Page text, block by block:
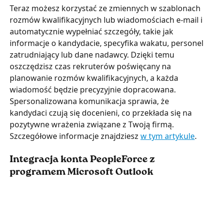
Teraz możesz korzystać ze zmiennych w szablonach
rozmów kwalifikacyjnych lub wiadomościach e-mail i
automatycznie wypełniać szczegóły, takie jak
informacje o kandydacie, specyfika wakatu, personel
zatrudniający lub dane nadawcy. Dzięki temu
oszczędzisz czas rekruterów poświęcany na
planowanie rozmów kwalifikacyjnych, a każda
wiadomość będzie precyzyjnie dopracowana.
Spersonalizowana komunikacja sprawia, że
kandydaci czują się docenieni, co przekłada się na
pozytywne wrażenia związane z Twoją firmą.
Szczegółowe informacje znajdziesz w tym artykule.
Integracja konta PeopleForce z
programem Microsoft Outlook